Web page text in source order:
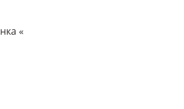
«